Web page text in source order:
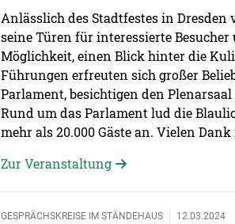
Anlässlich des Stadtfestes in Dresden
seine Türen für interessierte Besucher
Möglichkeit, einen Blick hinter die
Führungen erfreuten sich großer
Parlament, besichtigen den
Rund um das Parlament lud die
mehr als 20.000 Gäste an. Vielen
Zur Veranstaltung
GESPRÄCHSKREISE IM STÄNDEHAUS 12.03.2024